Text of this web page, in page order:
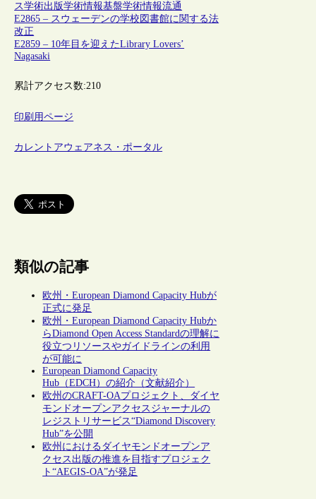
ス学術出版学術情報基盤学術情報流通
E2865 – スウェーデンの学校図書館に関する法
改正
E2859 – 10年目を迎えたLibrary Lovers’
Nagasaki
累計アクセス数:210
印刷用ページ
カレントアウェアネス・ポータル
類似の記事
欧州・European Diamond Capacity Hubが
正式に発足
欧州・European Diamond Capacity Hubか
らDiamond Open Access Standardの理解に
役立つリソースやガイドラインの利用
が可能に
European Diamond Capacity
Hub（EDCH）の紹介（文献紹介）
欧州のCRAFT-OAプロジェクト、ダイヤ
モンドオープンアクセスジャーナルの
レジストリサービス“Diamond Discovery
Hub”を公開
欧州におけるダイヤモンドオープンア
クセス出版の推進を目指すプロジェク
ト“AEGIS-OA”が発足